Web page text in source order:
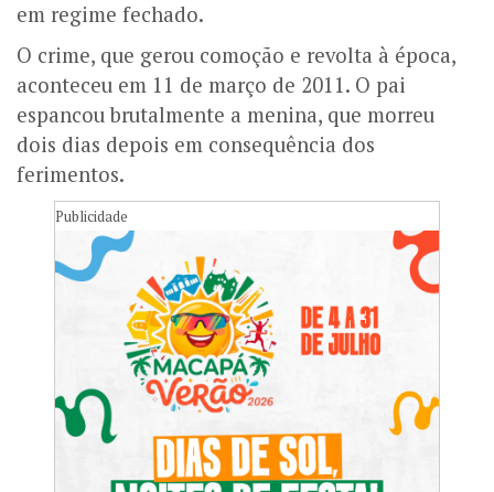
em regime fechado.
O crime, que gerou comoção e revolta à época,
aconteceu em 11 de março de 2011. O pai
espancou brutalmente a menina, que morreu
dois dias depois em consequência dos
ferimentos.
Publicidade